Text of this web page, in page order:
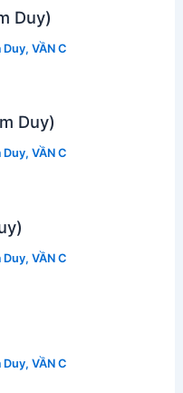
Duy)
Duy, VẦN C
Duy)
Duy, VẦN C
Duy, VẦN C
Duy, VẦN C